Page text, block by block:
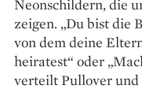
Neonschildern, die
zeigen. „Du bist die
von dem deine
heiratest“ oder
verteilt Pullover und